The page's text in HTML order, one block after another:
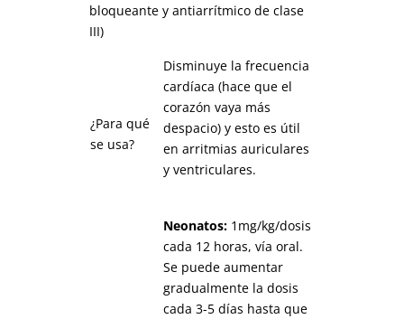
bloqueante y antiarrítmico de clase
III)
¿Para qué
se usa?
Disminuye la frecuencia
cardíaca (hace que el
corazón vaya más
despacio) y esto es útil
en arritmias auriculares
y ventriculares.
Neonatos: 1mg/kg/dosis
cada 12 horas, vía oral.
Se puede aumentar
gradualmente la dosis
cada 3-5 días hasta que